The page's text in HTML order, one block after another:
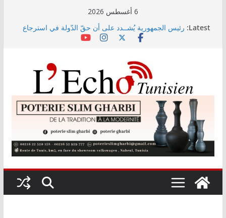
6 أغسطس 2026
Latest: رئيس الجمهورية يُشــدد على أن حقّ الدّولة في استرجاع
أموال الشّعب التونسي لن يسقط بالتّقادم
“نسناس وبهناس”.. عرض مسرحي جديد للأطفال يجمع بين
الترفيه والقيم التربوية بمدينة الثقافة
اليوم: قرعة الدور التمهيدي لرابطة الأبطال وكأس
الكونفدرالية
وزارة التربية تنشر نتائج حركة نقل تقريب الأزواج لمدرّسي
التعليم الابتدائي لسنة 2026